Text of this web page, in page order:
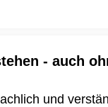
- auch
und